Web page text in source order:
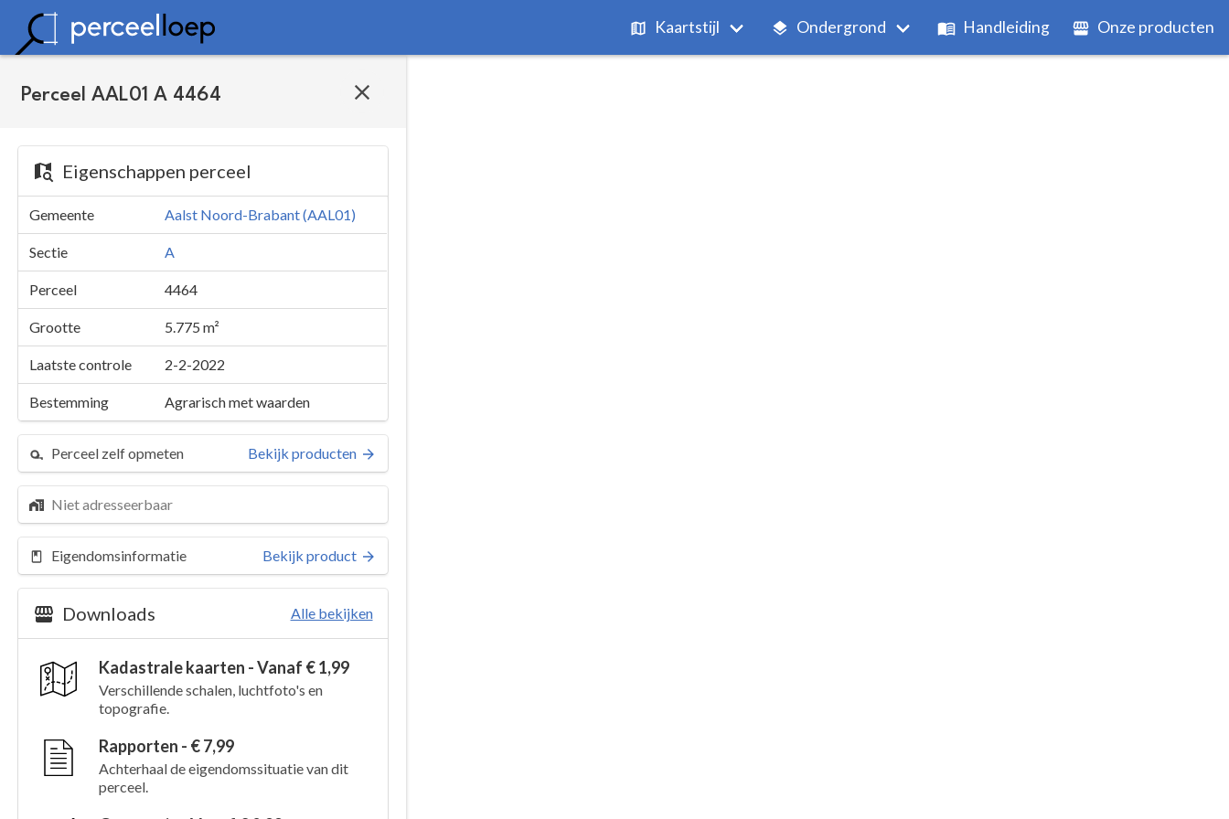
Kaartstijl Ondergrond Handleiding Onze producten
Perceel AAL01 A 4464
Eigenschappen perceel
Gemeente Aalst Noord-Brabant (AAL01)
Sectie A
Perceel 4464
Grootte 5.775 m²
Laatste controle 2-2-2022
Bestemming Agrarisch met waarden
Perceel zelf opmeten Bekijk producten
Niet adresseerbaar
Eigendomsinformatie Bekijk product
Downloads Alle bekijken
Kadastrale kaarten - Vanaf € 1,99
Verschillende schalen, luchtfoto's en
topografie.
Rapporten - € 7,99
Achterhaal de eigendomssituatie van dit
perceel.